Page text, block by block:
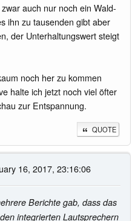
auch nur noch ein Wald-
ihn zu tausenden gibt aber
der Unterhaltungswert steigt
noch her zu kommen
halte ich jetzt noch viel öfter
zur Entspannung.
QUOTE
16, 2017, 23:16:06
Berichte gab, dass das
integrierten Lautsprechern